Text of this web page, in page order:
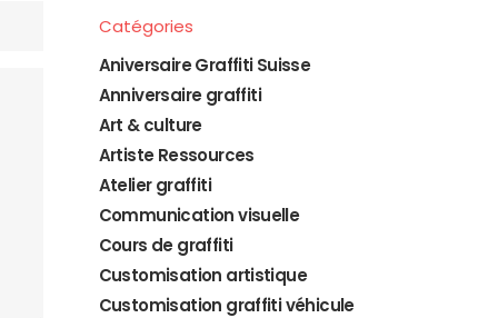
Catégories
Aniversaire Graffiti Suisse
Anniversaire graffiti
Art & culture
Artiste Ressources
Atelier graffiti
Communication visuelle
Cours de graffiti
Customisation artistique
Customisation graffiti véhicule